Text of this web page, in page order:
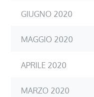
GIUGNO 2020
MAGGIO 2020
APRILE 2020
MARZO 2020